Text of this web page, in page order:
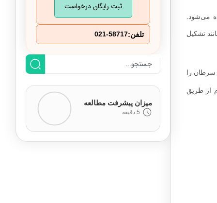
می‌شود.
تشکیل
14 درصد از کل تشخیص‌های سرطان را
از طریق
ثبت رایگان درخواست
تلفن:021-58717
میزان پیشرفت مطالعه
5 دقیقه